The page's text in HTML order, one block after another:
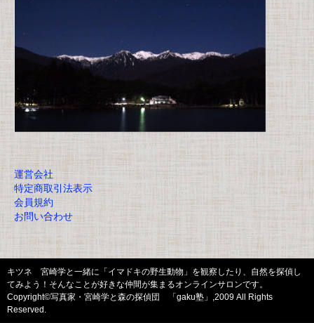
運営会社
特定商取引法表示
会員規約
お問い合わせ
キツネ 宮崎学と一緒に「イマドキの野生動物」を観察したり、自然を探偵し
てみよう！そんなことが好きな仲間が集まるオンラインサロンです。
Copyright©写真家・宮崎学と森の探偵団 「gaku塾」,2009 All Rights
Reserved.